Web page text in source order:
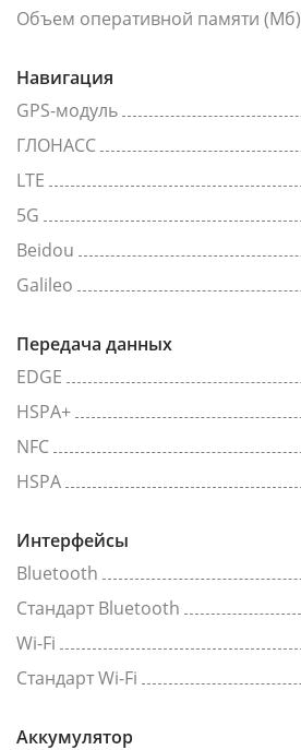
Объем оперативной памяти (Мб)
Навигация
GPS-модуль
ГЛОНАСС
LTE
5G
Beidou
Galileo
Передача данных
EDGE
HSPA+
NFC
HSPA
Интерфейсы
Bluetooth
Стандарт Bluetooth
Wi-Fi
Стандарт Wi-Fi
Аккумулятор